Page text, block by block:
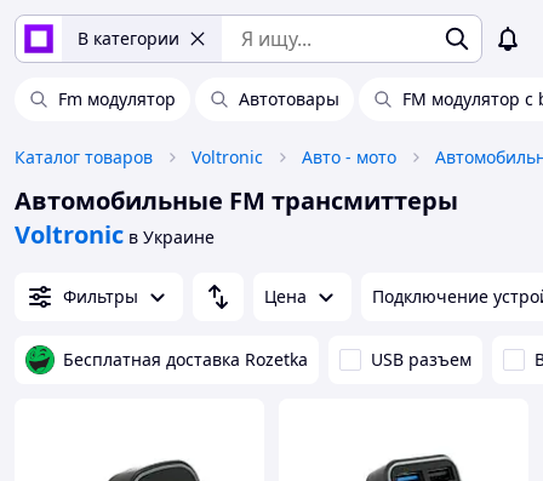
В категории
Fm модулятор Автотовары FM модулятор
Каталог товаров Voltronic Авто - мото
Автомобильные FM трансмиттеры
Voltronic в Украине
Фильтры Цена Подключение
Бесплатная доставка Rozetka USB разъем